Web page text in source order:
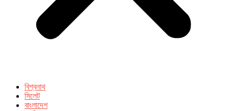
বিশ্বনাথ
সিলেট
বাংলাদেশ